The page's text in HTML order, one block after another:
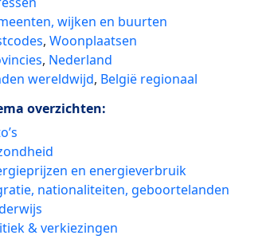
wijken en buurten
,Woonplaatsen
, Nederland
wereldwijd, België regionaal
overzichten:
en energieverbruik
nationaliteiten, geboortelanden
& verkiezingen